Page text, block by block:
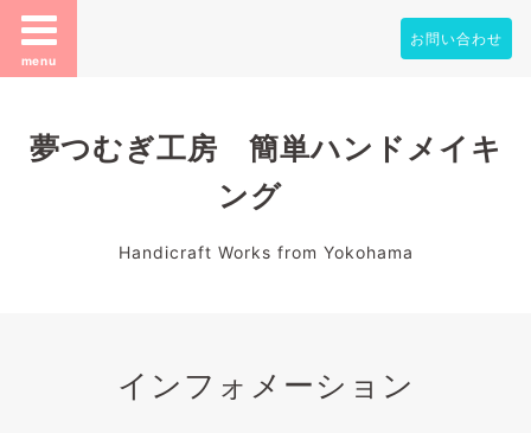
menu
お問い合わせ
夢つむぎ工房 簡単ハンドメイキ
ング
Handicraft Works from Yokohama
インフォメーション